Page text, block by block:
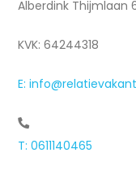
Alberdink Thijmlaan
KVK: 64244318
E:
T: 0611140465